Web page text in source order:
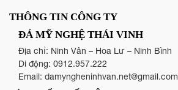
THÔNG TIN CÔNG TY
ĐÁ MỸ NGHỆ THÁI VINH
Địa chỉ: Ninh Vân – Hoa Lư – Ninh Bình
Di động: 0912.957.222
Email: damyngheninhvan.net@gmail.com